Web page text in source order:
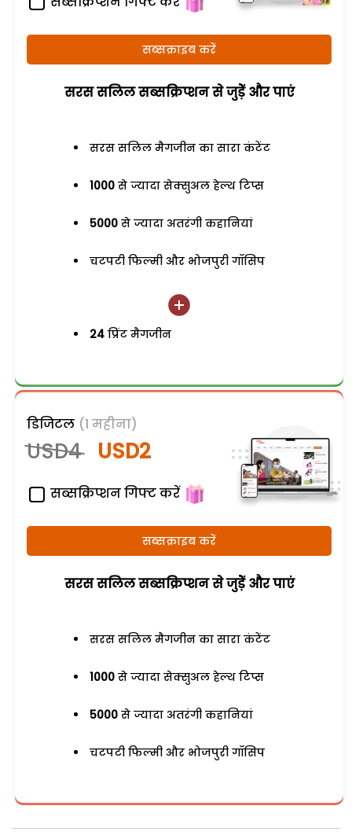
सब्सक्राइब करें
सरस सलिल सब्सक्रिप्शन से जुड़ेें और पाएं
सरस सलिल मैगजीन का सारा कंटेंट
1000 से ज्यादा सेक्सुअल हेल्थ टिप्स
5000 से ज्यादा अतरंगी कहानियां
चटपटी फिल्मी और भोजपुरी गॉसिप
24 प्रिंट मैगजीन
डिजिटल (1 महीना)
USD4 USD2
सब्सक्रिप्शन गिफ्ट करें
सब्सक्राइब करें
सरस सलिल सब्सक्रिप्शन से जुड़ेें और पाएं
सरस सलिल मैगजीन का सारा कंटेंट
1000 से ज्यादा सेक्सुअल हेल्थ टिप्स
5000 से ज्यादा अतरंगी कहानियां
चटपटी फिल्मी और भोजपुरी गॉसिप